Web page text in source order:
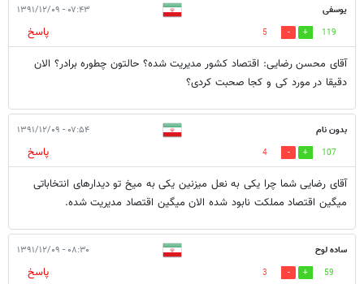
یوسفی ۰۷:۴۳ - ۱۳۹۱/۱۲/۰۹
119
5
پاسخ
آقای محسن رضایی: اقتصاد کشور مدیریت شده؟ حالتون چطوره برادر؟ الان
دقیقا در مورد کی و کجا صحبت کردی؟
بدون نام ۰۷:۵۴ - ۱۳۹۱/۱۲/۰۹
107
4
پاسخ
آقای رضایی شما چرا یکی به نعل میزنین یکی به میخ تو دیدارهای انتخاباتی
میگین اقتصاد مملکت نابود شده الان میگین اقتصاد مدیریت شده.
ساده لوح ۰۸:۳۰ - ۱۳۹۱/۱۲/۰۹
59
3 پاسخ